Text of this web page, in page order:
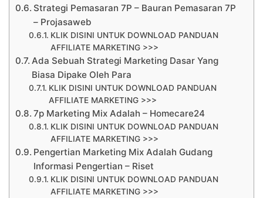
Strategi Pemasaran 7P – Bauran Pemasaran 7P
– Projasaweb
KLIK DISINI UNTUK DOWNLOAD PANDUAN
AFFILIATE MARKETING >>>
Ada Sebuah Strategi Marketing Dasar Yang
Biasa Dipake Oleh Para
KLIK DISINI UNTUK DOWNLOAD PANDUAN
AFFILIATE MARKETING >>>
7p Marketing Mix Adalah – Homecare24
KLIK DISINI UNTUK DOWNLOAD PANDUAN
AFFILIATE MARKETING >>>
Pengertian Marketing Mix Adalah Gudang
Informasi Pengertian – Riset
KLIK DISINI UNTUK DOWNLOAD PANDUAN
AFFILIATE MARKETING >>>